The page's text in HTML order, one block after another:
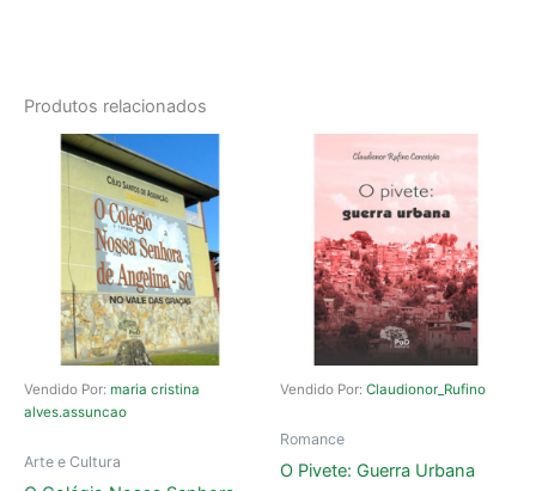
Produtos relacionados
Vendido Por: maria cristina
alves.assuncao
Arte e Cultura
Vendido Por: Claudionor_Rufino
Romance
O Pivete: Guerra Urbana